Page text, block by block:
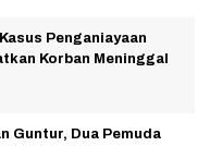
Penganiayaan
Korban Meninggal
Guntur, Dua Pemuda